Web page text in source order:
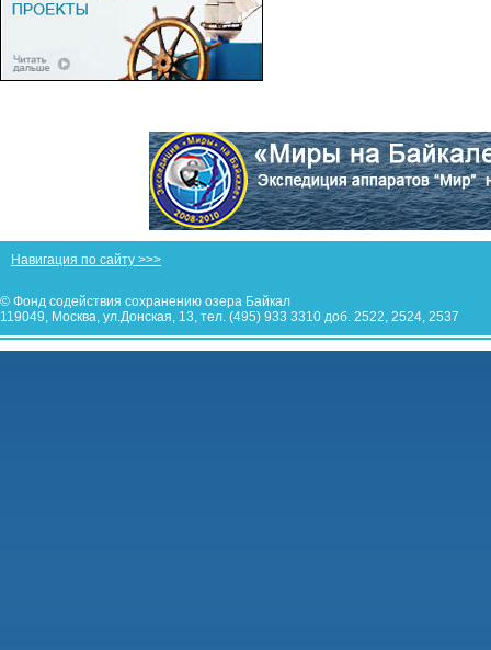
Навигация по сайту >>>
© Фонд содействия сохранению озера Байкал
119049, Москва, ул.Донская, 13, тел. (495) 933 3310 доб. 2522, 2524, 2537